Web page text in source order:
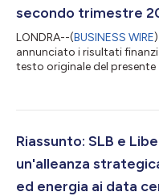
secondo trimestre
LONDRA--(BUSINESS WIRE
annunciato i risultati
testo originale del
testo in lingua originale,
Riassunto: SLB e
un'alleanza
ed energia ai data